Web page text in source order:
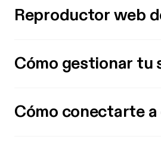
Reproductor web
Cómo gestionar tu
Cómo conectarte